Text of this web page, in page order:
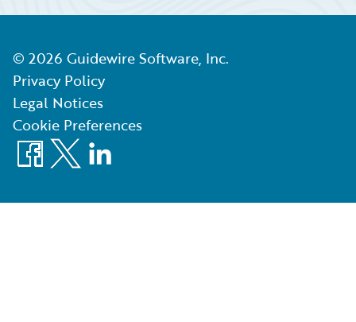
© 2026 Guidewire Software, Inc.
Privacy Policy
Legal Notices
Cookie Preferences
Facebook
X LinkedIn